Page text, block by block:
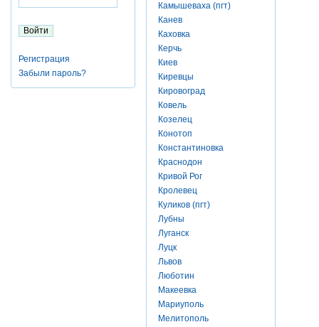
Регистрация
Забыли пароль?
Камышеваха (пгт)
Канев
Каховка
Керчь
Киев
Киревцы
Кировоград
Ковель
Козелец
Конотоп
Константиновка
Краснодон
Кривой Рог
Кролевец
Куликов (пгт)
Лубны
Луганск
Луцк
Львов
Люботин
Макеевка
Мариуполь
Мелитополь